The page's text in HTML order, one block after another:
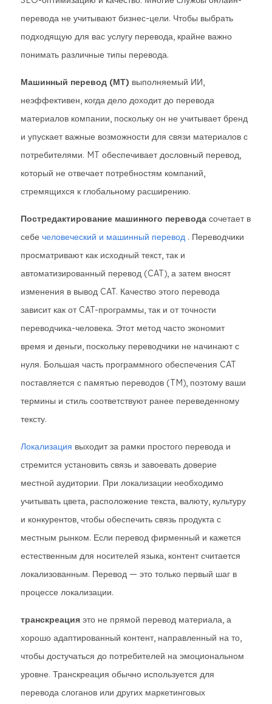
перевода не учитывают бизнес-цели. Чтобы выбрать
подходящую для вас услугу перевода, крайне важно
понимать различные типы перевода.
Машинный перевод (МТ) выполняемый ИИ,
неэффективен, когда дело доходит до перевода
материалов компании, поскольку он не учитывает бренд
и упускает важные возможности для связи материалов с
потребителями. MT обеспечивает дословный перевод,
который не отвечает потребностям компаний,
стремящихся к глобальному расширению.
Постредактирование машинного перевода сочетает в
себе человеческий и машинный перевод . Переводчики
просматривают как исходный текст, так и
автоматизированный перевод (CAT), а затем вносят
изменения в вывод CAT. Качество этого перевода
зависит как от CAT-программы, так и от точности
переводчика-человека. Этот метод часто экономит
время и деньги, поскольку переводчики не начинают с
нуля. Большая часть программного обеспечения CAT
поставляется с памятью переводов (TM), поэтому ваши
термины и стиль соответствуют ранее переведенному
тексту.
Локализация выходит за рамки простого перевода и
стремится установить связь и завоевать доверие
местной аудитории. При локализации необходимо
учитывать цвета, расположение текста, валюту, культуру
и конкурентов, чтобы обеспечить связь продукта с
местным рынком. Если перевод фирменный и кажется
естественным для носителей языка, контент считается
локализованным. Перевод — это только первый шаг в
процессе локализации.
транскреация это не прямой перевод материала, а
хорошо адаптированный контент, направленный на то,
чтобы достучаться до потребителей на эмоциональном
уровне. Транскреация обычно используется для
перевода слоганов или других маркетинговых